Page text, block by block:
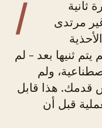
ا
ثانية
مرتدى
ثنيها بعد - لم
ولم
قدمك. هذا قابل
قبل أن